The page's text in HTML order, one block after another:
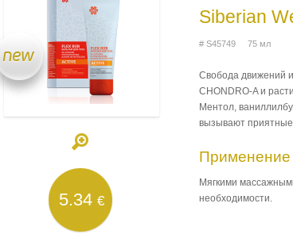
5.34 €
Siberian
# S45749 75 мл
Свобода движений
CHONDRO-A и
Ментол,
вызывают
Применение
Мягкими
необходимости.